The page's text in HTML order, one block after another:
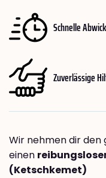
Schnelle
Zuverlässige
Wir nehmen dir den
einen
(Ketschkemet)